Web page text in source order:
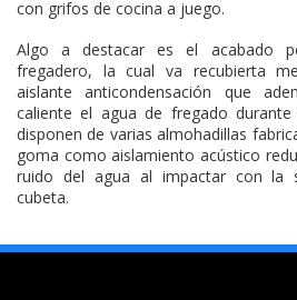
con grifos de cocina a juego.
Algo a destacar es el acabado
fregadero, la cual va recubierta
aislante anticondensación que
caliente el agua de fregado
disponen de varias almohadillas
goma como aislamiento acústico
ruido del agua al impactar con la
cubeta.